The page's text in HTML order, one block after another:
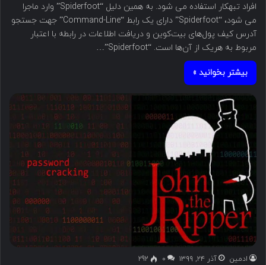
افراد تبهکار استفاده می شود. به همین دلیل “Spiderfoot” وارد ماجرا
می شود، “Spiderfoot” دارای یک رابط “Command-Line” جهت جستجو
آدرس کیف پول‌های بیت‌کوین و دریافت اطلاعات در رابطه با اعتبار
مربوط به هریک از آن‌ها است. “Spiderfoot”…
بیشتر بخوانید »
ادمین آذر ۲۴, ۱۳۹۹ ۰ 292